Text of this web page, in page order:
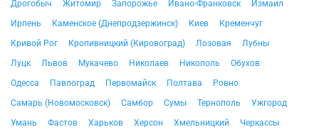
Дрогобыч
Житомир Запорожье Ивано-Франковск
Измаил
Ирпень
Каменское (Днепродзержинск) Киев
Кременчуг
Кривой Рог
Кропивницкий (Кировоград) Лозовая
Лубны
Луцк
Львов Мукачево Николаев Никополь
Обухов
Одесса
Павлоград Первомайск Полтава
Ровно
Самарь (Новомосковск)
Самбор Сумы Тернополь
Ужгород
Умань
Фастов Харьков Херсон Хмельницкий
Черкассы